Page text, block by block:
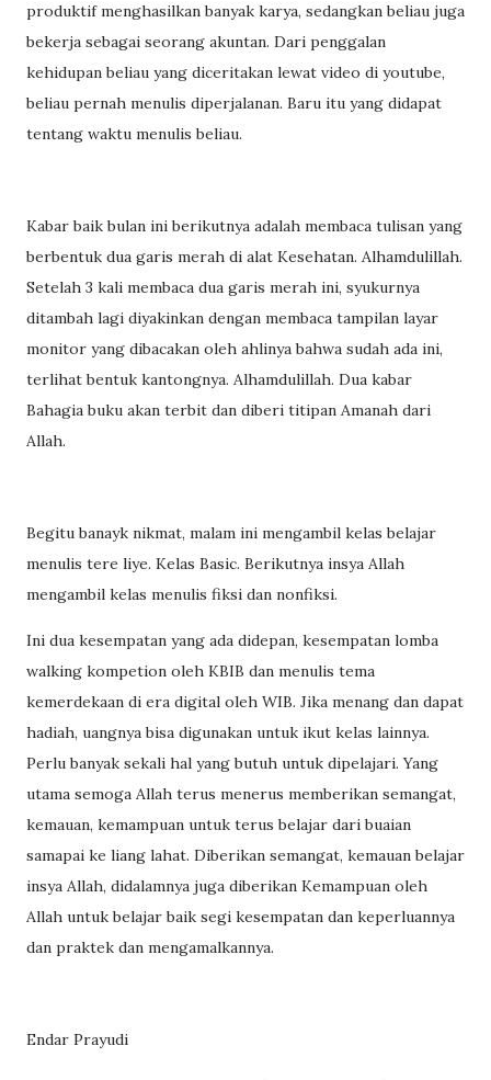
produktif menghasilkan banyak karya, sedangkan beliau juga
bekerja sebagai seorang akuntan. Dari penggalan
kehidupan beliau yang diceritakan lewat video di youtube,
beliau pernah menulis diperjalanan. Baru itu yang didapat
tentang waktu menulis beliau.
Kabar baik bulan ini berikutnya adalah membaca tulisan yang
berbentuk dua garis merah di alat Kesehatan. Alhamdulillah.
Setelah 3 kali membaca dua garis merah ini, syukurnya
ditambah lagi diyakinkan dengan membaca tampilan layar
monitor yang dibacakan oleh ahlinya bahwa sudah ada ini,
terlihat bentuk kantongnya. Alhamdulillah. Dua kabar
Bahagia buku akan terbit dan diberi titipan Amanah dari
Allah.
Begitu banayk nikmat, malam ini mengambil kelas belajar
menulis tere liye. Kelas Basic. Berikutnya insya Allah
mengambil kelas menulis fiksi dan nonfiksi.
Ini dua kesempatan yang ada didepan, kesempatan lomba
walking kompetion oleh KBIB dan menulis tema
kemerdekaan di era digital oleh WIB. Jika menang dan dapat
hadiah, uangnya bisa digunakan untuk ikut kelas lainnya.
Perlu banyak sekali hal yang butuh untuk dipelajari. Yang
utama semoga Allah terus menerus memberikan semangat,
kemauan, kemampuan untuk terus belajar dari buaian
samapai ke liang lahat. Diberikan semangat, kemauan belajar
insya Allah, didalamnya juga diberikan Kemampuan oleh
Allah untuk belajar baik segi kesempatan dan keperluannya
dan praktek dan mengamalkannya.
Endar Prayudi